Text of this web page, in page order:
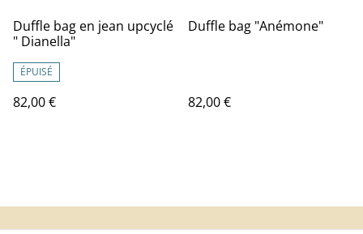
Duffle bag en jean upcyclé
" Dianella"
ÉPUISÉ
82,00 €
Duffle bag "Anémone"
82,00 €